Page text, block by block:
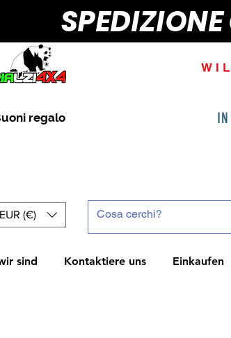
regalo IN
EUR (€)
sind Kontaktiere uns Einkaufen